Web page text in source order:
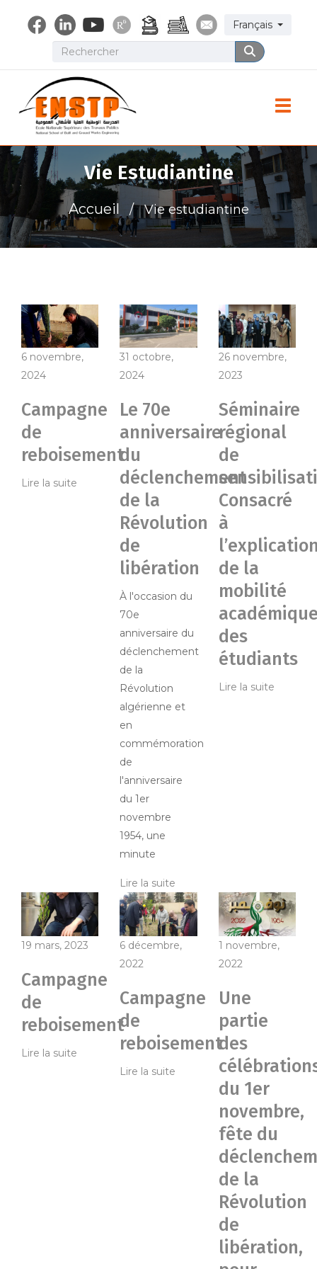
Select your
Français
Rechercher
Vie Estudiantine
Accueil Vie estudiantine
6 novembre,
2024
Campagne
de
reboisement
Lire la suite
31 octobre,
2024
Le 70e
anniversaire
du
déclenchement
de la
Révolution
de
libération
À l'occasion du
70e
anniversaire du
déclenchement
de la
Révolution
algérienne et
en
commémoration
de
l'anniversaire
du 1er
novembre
1954, une
minute
Lire la suite
26 novembre,
2023
Séminaire
régional
de
Consacré
à
de la
mobilité
des
étudiants
Lire la suite
19 mars, 2023
Campagne
de
reboisement
Lire la suite
6 décembre,
2022
Campagne
de
reboisement
Lire la suite
1 novembre,
2022
Une
partie
des
du 1er
novembre,
fête du
de la
Révolution
de
libération,